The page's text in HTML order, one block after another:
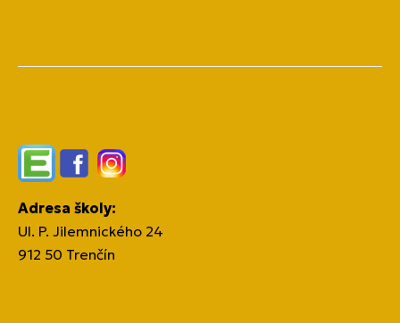
EdupageFacebookInstagram
Adresa školy:
Ul. P. Jilemnického 24
912 50 Trenčín